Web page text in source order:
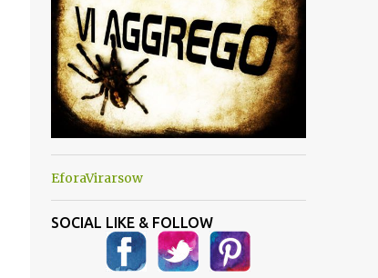
EforaVirarsow
SOCIAL LIKE & FOLLOW